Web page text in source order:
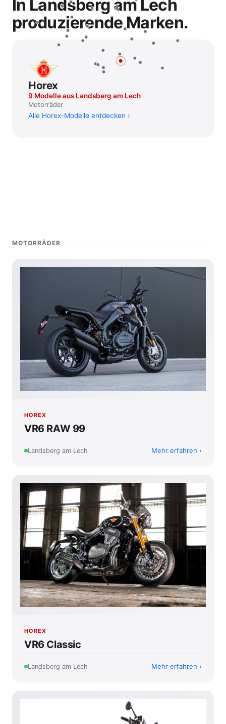
In Landsberg am Lech
produzierende Marken.
Horex
9 Modelle aus Landsberg am Lech
Motorräder
Alle Horex-Modelle entdecken
MOTORRÄDER
HOREX
VR6 RAW 99
Landsberg am Lech Mehr erfahren
HOREX
VR6 Classic
Landsberg am Lech Mehr erfahren